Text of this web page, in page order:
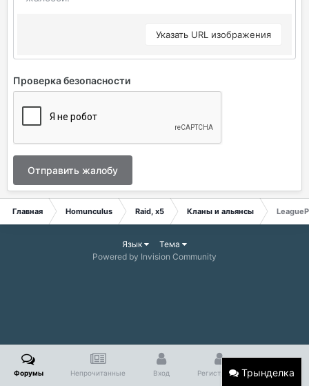
Указать URL изображения
Проверка безопасности
Отправить жалобу
Главная Homunculus Raid, x5 Кланы и альянсы
Трынделка
Язык
Тема
Powered by Invision Community
Форумы Непрочитанные Вход Регистрация Больше